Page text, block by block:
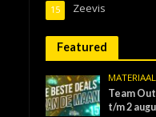
Zeevis
15
Featured
MATERIAAL
Team
t/m 2